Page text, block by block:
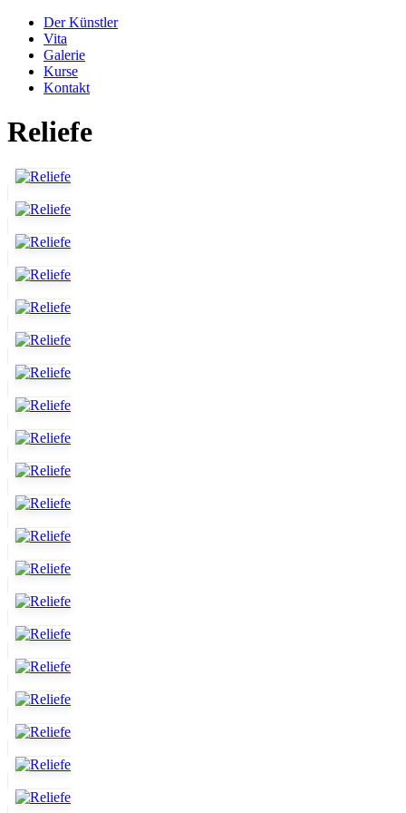
Der Künstler
Vita
Galerie
Kurse
Kontakt
Reliefe